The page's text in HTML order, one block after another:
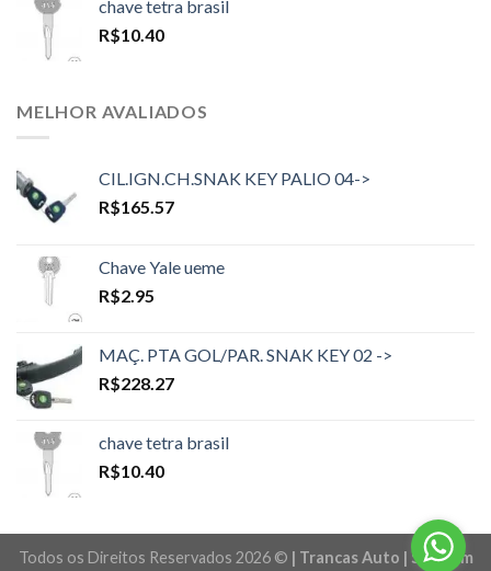
chave tetra brasil
R$10.40
MELHOR AVALIADOS
CIL.IGN.CH.SNAK KEY PALIO 04->
R$165.57
Chave Yale ueme
R$2.95
MAÇ. PTA GOL/PAR. SNAK KEY 02 ->
R$228.27
chave tetra brasil
R$10.40
Todos os Direitos Reservados 2026 © | Trancas Auto | Sites em